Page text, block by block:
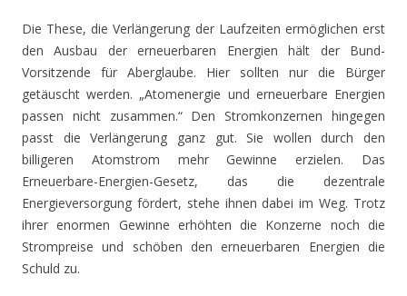
Die These, die Verlängerung der Laufzeiten ermöglichen erst
den Ausbau der erneuerbaren Energien hält der Bund-
Vorsitzende für Aberglaube. Hier sollten nur die Bürger
getäuscht werden. „Atomenergie und erneuerbare Energien
passen nicht zusammen.“ Den Stromkonzernen hingegen
passt die Verlängerung ganz gut. Sie wollen durch den
billigeren Atomstrom mehr Gewinne erzielen. Das
Erneuerbare-Energien-Gesetz, das die dezentrale
Energieversorgung fördert, stehe ihnen dabei im Weg. Trotz
ihrer enormen Gewinne erhöhten die Konzerne noch die
Strompreise und schöben den erneuerbaren Energien die
Schuld zu.